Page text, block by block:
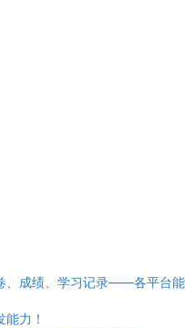
、成绩、学习记录——各平台能
力！